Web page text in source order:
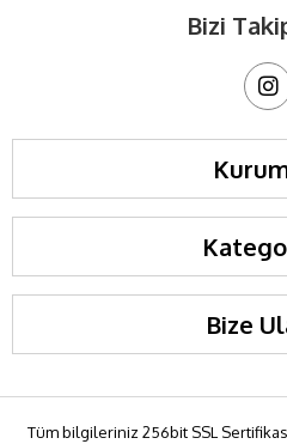
Bizi
Bize
Tüm bilgileriniz 256bit SSL